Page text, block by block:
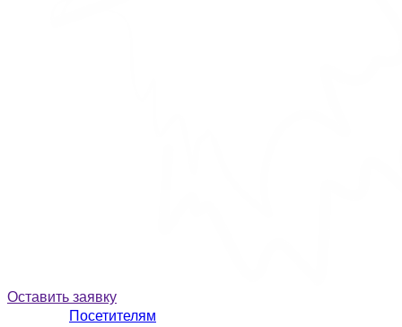
Оставить заявку
Посетителям